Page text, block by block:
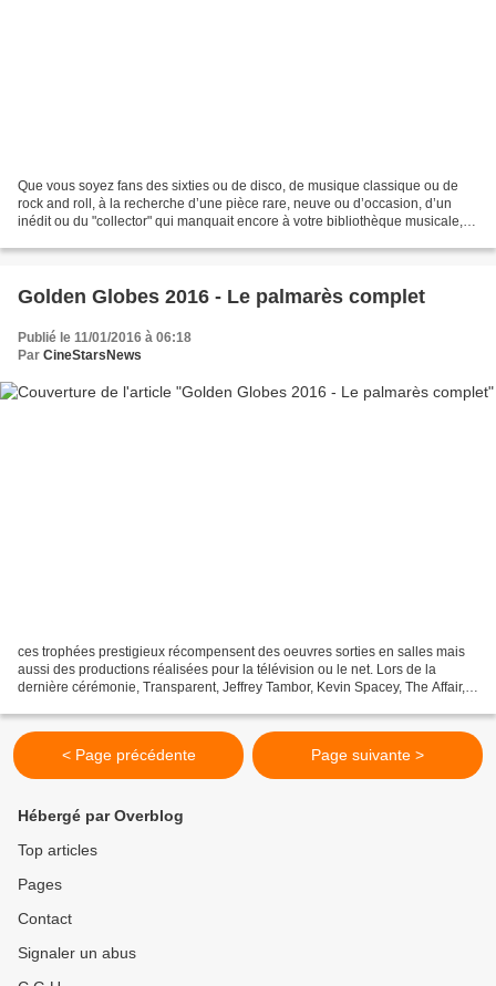
Que vous soyez fans des sixties ou de disco, de musique classique ou de
rock and roll, à la recherche d’une pièce rare, neuve ou d’occasion, d’un
inédit ou du "collector" qui manquait encore à votre bibliothèque musicale, il
Golden Globes 2016 - Le palmarès complet
Publié le 11/01/2016 à 06:18
Par CineStarsNews
ces trophées prestigieux récompensent des oeuvres sorties en salles mais
aussi des productions réalisées pour la télévision ou le net. Lors de la
dernière cérémonie, Transparent, Jeffrey Tambor, Kevin Spacey, The Affair,
< Page précédente Page suivante >
Hébergé par Overblog
Top articles
Pages
Contact
Signaler un abus